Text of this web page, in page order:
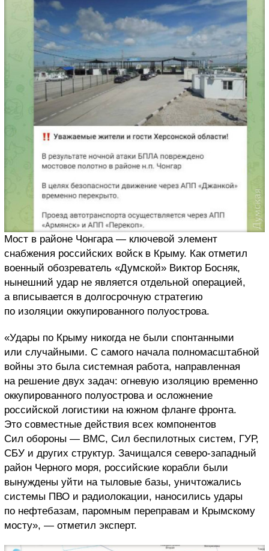
Мост в районе Чонгара — ключевой элемент
снабжения российских войск в Крыму. Как отметил
военный обозреватель «Думской» Виктор Босняк,
нынешний удар не является отдельной операцией,
а вписывается в долгосрочную стратегию
по изоляции оккупированного полуострова.
«Удары по Крыму никогда не были спонтанными
или случайными. С самого начала полномасштабной
войны это была системная работа, направленная
на решение двух задач: огневую изоляцию временно
оккупированного полуострова и осложнение
российской логистики на южном фланге фронта.
Это совместные действия всех компонентов
Сил обороны — ВМС, Сил беспилотных систем, ГУР,
СБУ и других структур. Зачищался северо-западный
район Черного моря, российские корабли были
вынуждены уйти на тыловые базы, уничтожались
системы ПВО и радиолокации, наносились удары
по нефтебазам, паромным переправам и Крымскому
мосту», — отметил эксперт.